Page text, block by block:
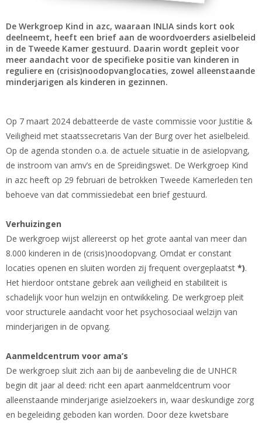
De Werkgroep Kind in azc, waaraan INLIA sinds kort ook
deelneemt, heeft een brief aan de woordvoerders asielbeleid
in de Tweede Kamer gestuurd. Daarin wordt gepleit voor
meer aandacht voor de specifieke positie van kinderen in
reguliere en (crisis)noodopvanglocaties, zowel alleenstaande
minderjarigen als kinderen in gezinnen.
Op 7 maart 2024 debatteerde de vaste commissie voor Justitie &
Veiligheid met staatssecretaris Van der Burg over het asielbeleid.
Op de agenda stonden o.a. de actuele situatie in de asielopvang,
de instroom van amv’s en de Spreidingswet. De Werkgroep Kind
in azc heeft op 29 februari de betrokken Tweede Kamerleden ten
behoeve van dat commissiedebat een brief gestuurd.
Verhuizingen
De werkgroep wijst allereerst op het grote aantal van meer dan
8.000 kinderen in de (crisis)noodopvang. Omdat er constant
locaties openen en sluiten worden zij frequent overgeplaatst *).
Het hierdoor ontstane gebrek aan veiligheid en stabiliteit is
schadelijk voor hun welzijn en ontwikkeling. De werkgroep pleit
voor structurele aandacht voor het psychosociaal welzijn van
minderjarigen in de opvang.
Aanmeldcentrum voor ama’s
De werkgroep sluit zich aan bij de aanbeveling die de UNHCR
begin dit jaar al deed: richt een apart aanmeldcentrum voor
alleenstaande minderjarige asielzoekers in, waar deskundige zorg
en begeleiding geboden kan worden. Door deze kwetsbare